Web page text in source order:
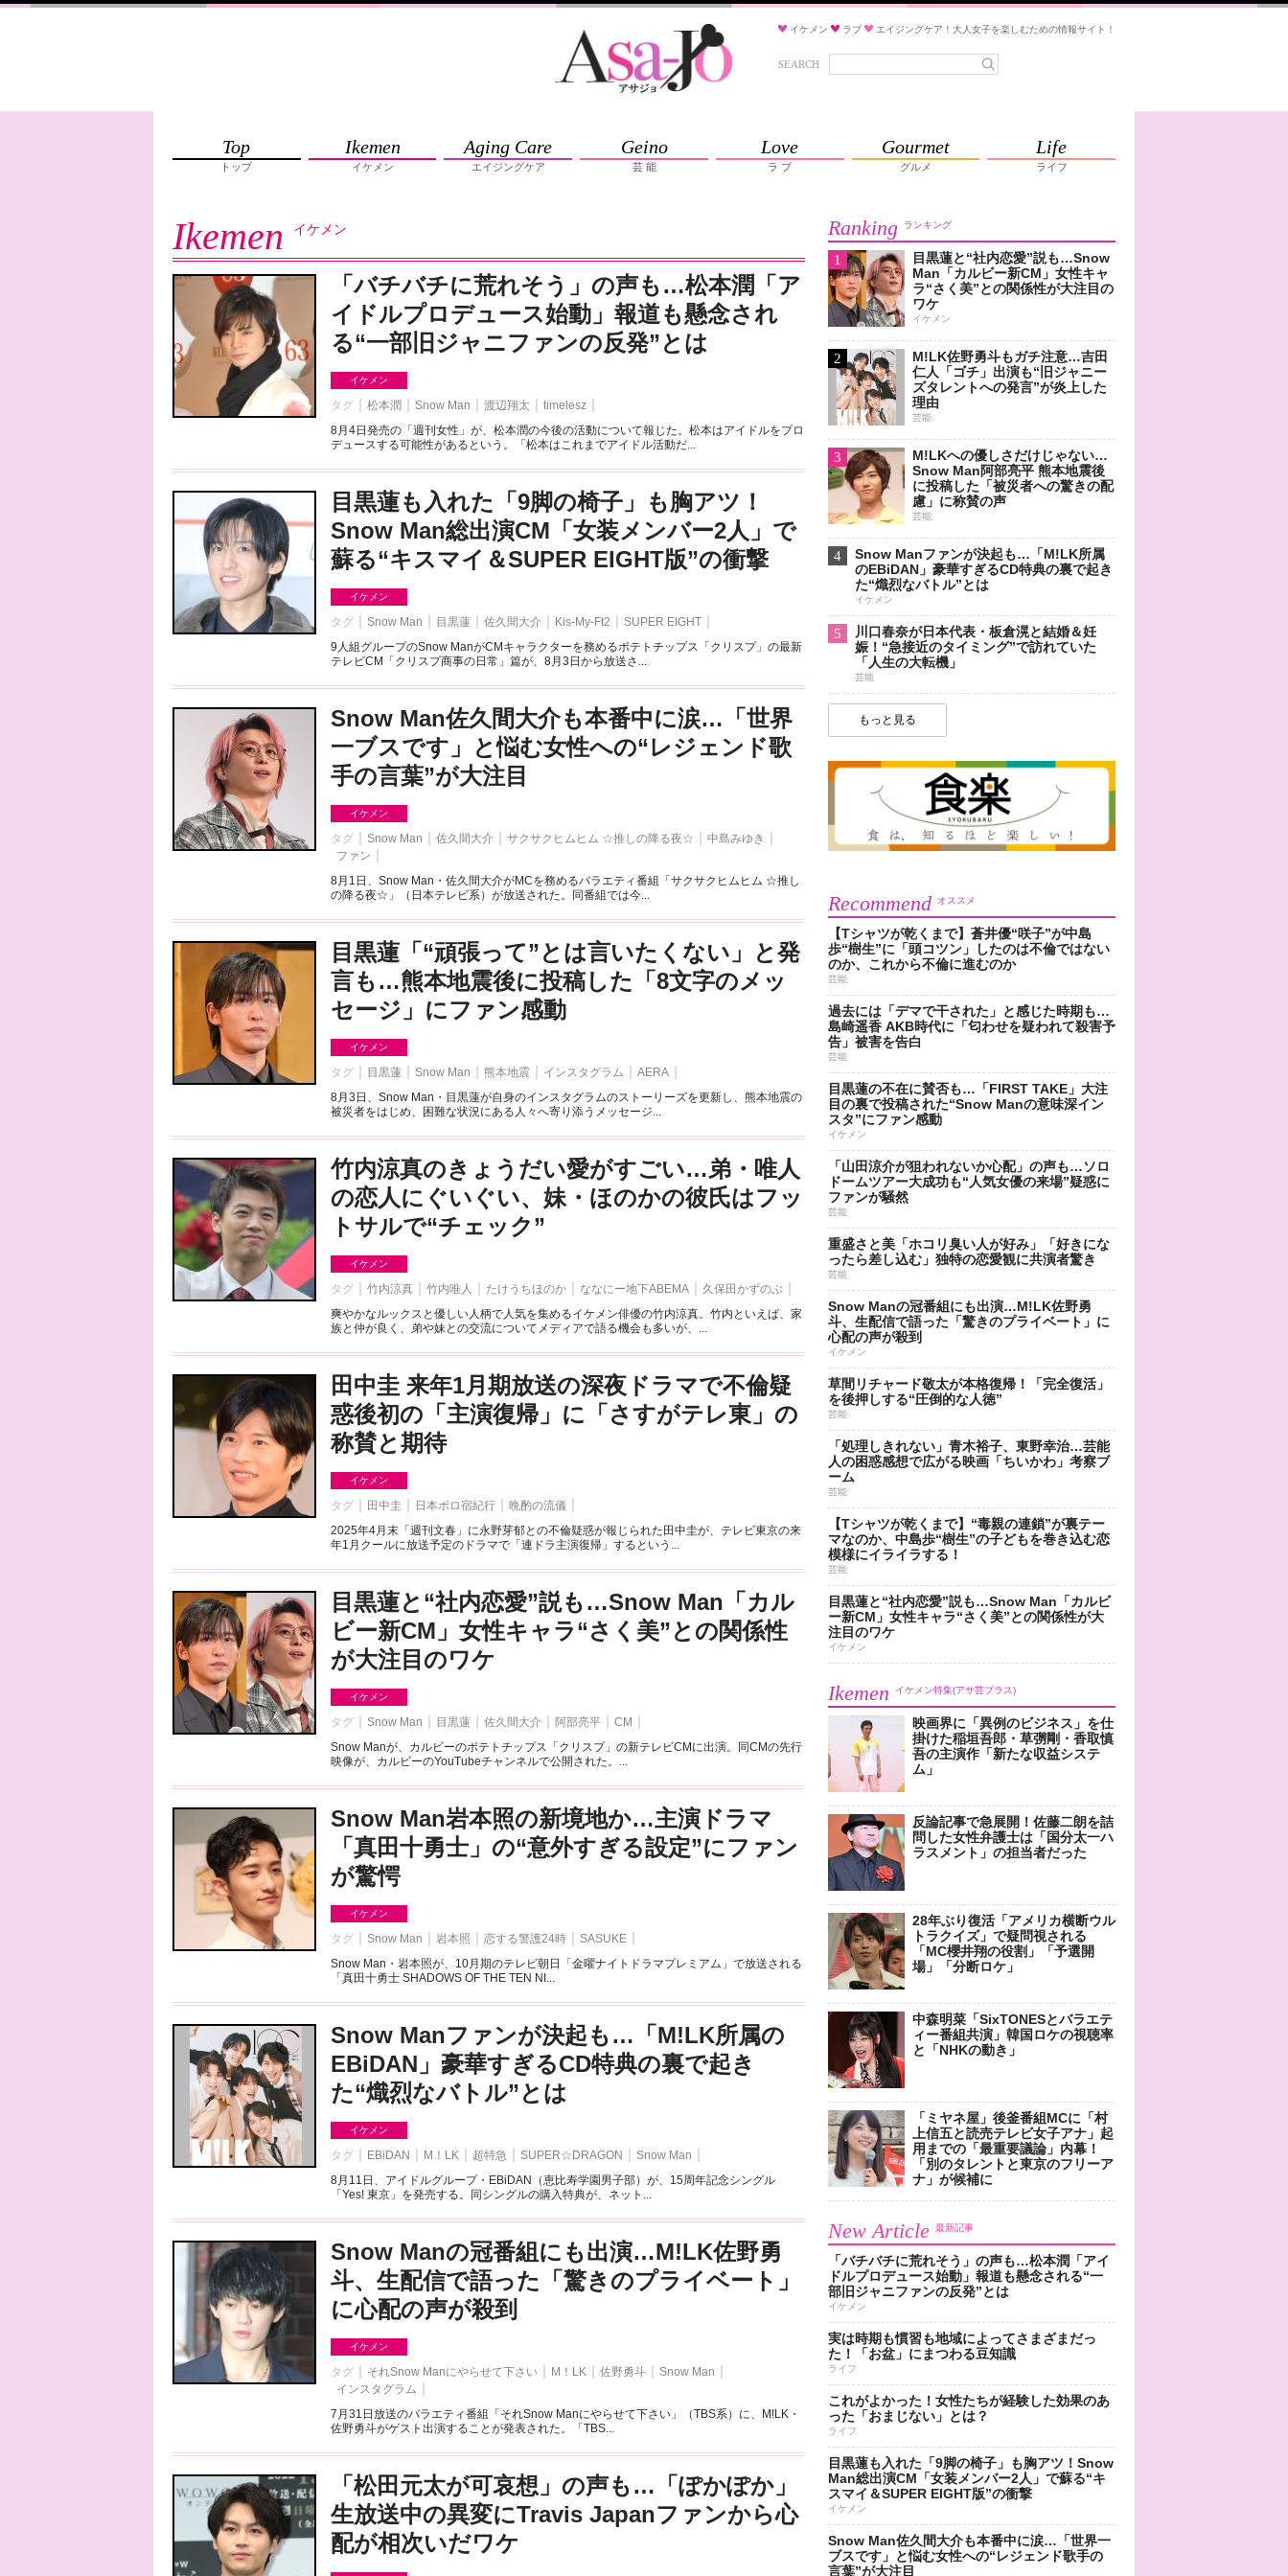
イケメン ラブ エイジングケア！大人女子を楽しむための情報サイト！
SEARCH
Top
トップ
Ikemen
イケメン
Aging Care
エイジングケア
Geino
芸 能
Love
ラ ブ
Gourmet
グルメ
Life
ライフ
Ikemen イケメン
「バチバチに荒れそう」の声も…松本潤「ア
イドルプロデュース始動」報道も懸念され
る“一部旧ジャニファンの反発”とは
イケメン
タグ 松本潤 Snow Man 渡辺翔太
timelesz
8月4日発売の「週刊女性」が、松本潤の今後の活動について報じた。松本はアイドルをプロ
デュースする可能性があるという。「松本はこれまでアイドル活動だ...
目黒蓮も入れた「9脚の椅子」も胸アツ！
Snow Man総出演CM「女装メンバー2人」で
蘇る“キスマイ＆SUPER EIGHT版”の衝撃
イケメン
タグ Snow Man 目黒蓮 佐久間大介 Kis-My-Ft2
SUPER EIGHT
9人組グループのSnow ManがCMキャラクターを務めるポテトチップス「クリスプ」の最新
テレビCM「クリスプ商事の日常」篇が、8月3日から放送さ...
Snow Man佐久間大介も本番中に涙…「世界
一ブスです」と悩む女性への“レジェンド歌
手の言葉”が大注目
イケメン
タグ Snow Man 佐久間大介 サクサクヒムヒム ☆推しの降る夜☆
中島みゆき
ファン
8月1日、Snow Man・佐久間大介がMCを務めるバラエティ番組「サクサクヒムヒム ☆推し
の降る夜☆」（日本テレビ系）が放送された。同番組では今...
目黒蓮「“頑張って”とは言いたくない」と発
言も…熊本地震後に投稿した「8文字のメッ
セージ」にファン感動
イケメン
タグ 目黒蓮 Snow Man 熊本地震 インスタグラム
AERA
8月3日、Snow Man・目黒蓮が自身のインスタグラムのストーリーズを更新し、熊本地震の
被災者をはじめ、困難な状況にある人々へ寄り添うメッセージ...
竹内涼真のきょうだい愛がすごい…弟・唯人
の恋人にぐいぐい、妹・ほのかの彼氏はフッ
トサルで“チェック”
イケメン
タグ 竹内涼真 竹内唯人 たけうちほのか ななにー地下ABEMA
久保田かずのぶ
爽やかなルックスと優しい人柄で人気を集めるイケメン俳優の竹内涼真。竹内といえば、家
族と仲が良く、弟や妹との交流についてメディアで語る機会も多いが、...
田中圭 来年1月期放送の深夜ドラマで不倫疑
惑後初の「主演復帰」に「さすがテレ東」の
称賛と期待
イケメン
タグ 田中圭 日本ボロ宿紀行
晩酌の流儀
2025年4月末「週刊文春」に永野芽郁との不倫疑惑が報じられた田中圭が、テレビ東京の来
年1月クールに放送予定のドラマで「連ドラ主演復帰」するという...
目黒蓮と“社内恋愛”説も…Snow Man「カル
ビー新CM」女性キャラ“さく美”との関係性
が大注目のワケ
イケメン
タグ Snow Man 目黒蓮 佐久間大介 阿部亮平
CM
Snow Manが、カルビーのポテトチップス「クリスプ」の新テレビCMに出演。同CMの先行
映像が、カルビーのYouTubeチャンネルで公開された。...
Snow Man岩本照の新境地か…主演ドラマ
「真田十勇士」の“意外すぎる設定”にファン
が驚愕
イケメン
タグ Snow Man 岩本照 恋する警護24時
SASUKE
Snow Man・岩本照が、10月期のテレビ朝日「金曜ナイトドラマプレミアム」で放送される
「真田十勇士 SHADOWS OF THE TEN NI...
Snow Manファンが決起も…「M!LK所属の
EBiDAN」豪華すぎるCD特典の裏で起き
た“熾烈なバトル”とは
イケメン
タグ EBiDAN M！LK 超特急 SUPER☆DRAGON
Snow Man
8月11日、アイドルグループ・EBiDAN（恵比寿学園男子部）が、15周年記念シングル
「Yes! 東京」を発売する。同シングルの購入特典が、ネット...
Snow Manの冠番組にも出演…M!LK佐野勇
斗、生配信で語った「驚きのプライベート」
に心配の声が殺到
イケメン
タグ それSnow Manにやらせて下さい M！LK 佐野勇斗
Snow Man
インスタグラム
7月31日放送のバラエティ番組「それSnow Manにやらせて下さい」（TBS系）に、M!LK・
佐野勇斗がゲスト出演することが発表された。「TBS...
「松田元太が可哀想」の声も…「ぽかぽか」
生放送中の異変にTravis Japanファンから心
配が相次いだワケ
Ranking ランキング
1
目黒蓮と“社内恋愛”説も…Snow
Man「カルビー新CM」女性キャ
ラ“さく美”との関係性が大注目の
ワケ
イケメン
2
M!LK佐野勇斗もガチ注意…吉田
仁人「ゴチ」出演も“旧ジャニー
ズタレントへの発言”が炎上した
理由
芸能
3
M!LKへの優しさだけじゃない…
Snow Man阿部亮平 熊本地震後
に投稿した「被災者への驚きの配
慮」に称賛の声
芸能
4
Snow Manファンが決起も…「M!LK所属
のEBiDAN」豪華すぎるCD特典の裏で起き
た“熾烈なバトル”とは
イケメン
5
川口春奈が日本代表・板倉滉と結婚＆妊
娠！“急接近のタイミング”で訪れていた
「人生の大転機」
芸能
もっと見る
Recommend オススメ
【Tシャツが乾くまで】蒼井優“咲子”が中島
歩“樹生”に「頭コツン」したのは不倫ではない
のか、これから不倫に進むのか
芸能
過去には「デマで干された」と感じた時期も…
島崎遥香 AKB時代に「匂わせを疑われて殺害予
告」被害を告白
芸能
目黒蓮の不在に賛否も…「FIRST TAKE」大注
目の裏で投稿された“Snow Manの意味深イン
スタ”にファン感動
イケメン
「山田涼介が狙われないか心配」の声も…ソロ
ドームツアー大成功も“人気女優の来場”疑惑に
ファンが騒然
芸能
重盛さと美「ホコリ臭い人が好み」「好きにな
ったら差し込む」独特の恋愛観に共演者驚き
芸能
Snow Manの冠番組にも出演…M!LK佐野勇
斗、生配信で語った「驚きのプライベート」に
心配の声が殺到
イケメン
草間リチャード敬太が本格復帰！「完全復活」
を後押しする“圧倒的な人徳”
芸能
「処理しきれない」青木裕子、東野幸治…芸能
人の困惑感想で広がる映画「ちいかわ」考察ブ
ーム
芸能
【Tシャツが乾くまで】“毒親の連鎖”が裏テー
マなのか、中島歩“樹生”の子どもを巻き込む恋
模様にイライラする！
芸能
目黒蓮と“社内恋愛”説も…Snow Man「カルビ
ー新CM」女性キャラ“さく美”との関係性が大
注目のワケ
イケメン
Ikemen イケメン特集(アサ芸プラス)
映画界に「異例のビジネス」を仕
掛けた稲垣吾郎・草彅剛・香取慎
吾の主演作「新たな収益システ
ム」
反論記事で急展開！佐藤二朗を詰
問した女性弁護士は「国分太一ハ
ラスメント」の担当者だった
28年ぶり復活「アメリカ横断ウル
トラクイズ」で疑問視される
「MC櫻井翔の役割」「予選開
場」「分断ロケ」
中森明菜「SixTONESとバラエテ
ィー番組共演」韓国ロケの視聴率
と「NHKの動き」
「ミヤネ屋」後釜番組MCに「村
上信五と読売テレビ女子アナ」起
用までの「最重要議論」内幕！
「別のタレントと東京のフリーア
ナ」が候補に
New Article 最新記事
「バチバチに荒れそう」の声も…松本潤「アイ
ドルプロデュース始動」報道も懸念される“一
部旧ジャニファンの反発”とは
イケメン
実は時期も慣習も地域によってさまざまだっ
た！「お盆」にまつわる豆知識
ライフ
これがよかった！女性たちが経験した効果のあ
った「おまじない」とは？
ライフ
目黒蓮も入れた「9脚の椅子」も胸アツ！Snow
Man総出演CM「女装メンバー2人」で蘇る“キ
スマイ＆SUPER EIGHT版”の衝撃
イケメン
Snow Man佐久間大介も本番中に涙…「世界一
ブスです」と悩む女性への“レジェンド歌手の
言葉”が大注目